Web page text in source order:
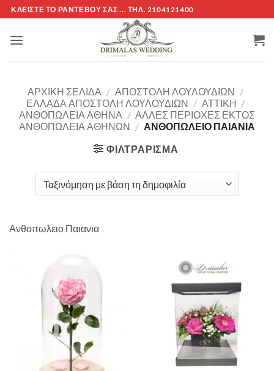
Μετάβαση
στο
περιεχόμενο
ΚΛΕΊΣΤΕ ΤΌ ΡΑΝΤΕΒΟΎ ΣΑΣ ... ΤΗΛ. 2104121400
ΑΡΧΙΚΉ ΣΕΛΊΔΑ / ΑΠΟΣΤΟΛΗ ΛΟΥΛΟΥΔΙΩΝ /
ΕΛΛΑΔΑ ΑΠΟΣΤΟΛΗ ΛΟΥΛΟΥΔΙΩΝ / ΑΤΤΙΚΗ /
ΑΝΘΟΠΩΛΕΙΑ ΑΘΗΝΑ / ΑΛΛΕΣ ΠΕΡΙΟΧΕΣ ΕΚΤΟΣ
ΑΝΘΟΠΩΛΕΙΑ ΑΘΗΝΩΝ / ΑΝΘΟΠΩΛΕΙΟ ΠΑΙΑΝΙΑ
ΦΙΛΤΡΆΡΙΣΜΑ
Ανθοπωλειο Παιανια